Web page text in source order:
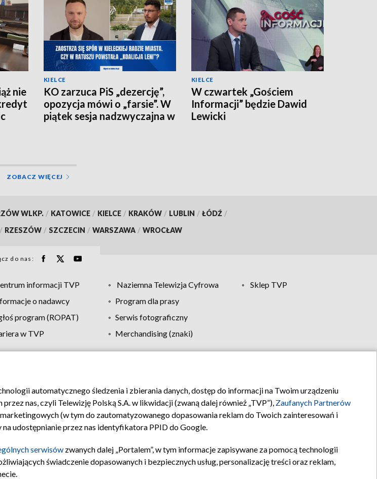
nie
KIELCE
KO zarzuca PiS „dezercję”,
opozycja mówi o „farsie”. W
piątek sesja nadzwyczajna w
KIELCE
W czwartek „Gościem
Informacji” będzie Dawid
Lewicki
ZOBACZ WIĘCEJ
WLKP. / KATOWICE / KIELCE / KRAKÓW / LUBLIN / ŁÓDŹ /
/ RZESZÓW / SZCZECIN / WARSZAWA / WROCŁAW
do nas:
informacji TVP Naziemna Telewizja Cyfrowa
Sklep TVP
o nadawcy
Program dla prasy
program (ROPAT)
Serwis fotograficzny
w TVP
Merchandising (znaki)
Moje zgody Pomoc Biuro reklamy Kontakt
automatycznego śledzenia i zbierania danych, dostęp do informacji na Twoim urządzeniu
nas, czyli Telewizję Polską S.A. w likwidacji (zwaną dalej również „TVP”), Zaufanych Partnerów
marketingowych (w tym do zautomatyzowanego dopasowania reklam do Twoich zainteresowań i
udostępnianie przez nas identyfikatora PPID do Google.
serwisów zwanych dalej „Portalem”, w tym informacje zapisywane za pomocą technologii
świadczenie dopasowanych i bezpiecznych usług, personalizację treści oraz reklam,